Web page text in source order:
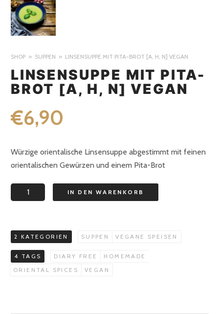
SHOP SUPPEN LINSENSUPPE MIT PITA-BROT [A, H, N] VEGAN
LINSENSUPPE MIT PITA-
BROT [A, H, N] VEGAN
€6,90
Würzige orientalische Linsensuppe abgestimmt mit feinen
orientalischen Gewürzen und einem Pita-Brot
LINSENSUPPE
mit
Brot
[A,
H,
N]
IN DEN WARENKORB
2 KATEGORIEN SUPPEN VEGANE SPEISEN
4 TAGS DIARY FREE
HOMEMADE
ORIENTAL SPICES
VEGAN